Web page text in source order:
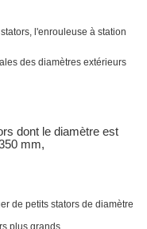
l'enrouleuse à station
des diamètres extérieurs
dont le diamètre est
mm,
de petits stators de diamètre
plus grands,